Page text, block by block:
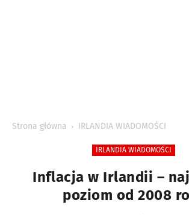
Strona główna IRLANDIA WIADOMOŚCI
IRLANDIA WIADOMOŚCI
Inflacja w Irlandii –
poziom od 2008